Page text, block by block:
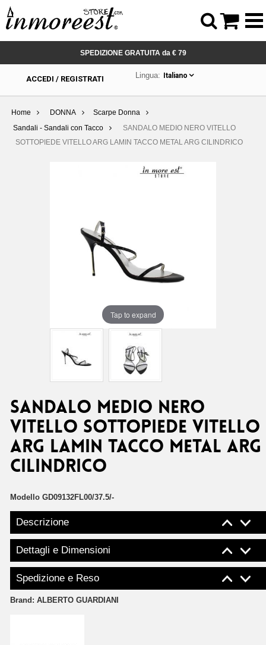
SPEDIZIONE GRATUITA da € 79
ACCEDI / REGISTRATI Lingua: Italiano
Home DONNA
Scarpe Donna
Sandali - Sandali con Tacco
SANDALO MEDIO NERO VITELLO
SOTTOPIEDE VITELLO ARG LAMIN TACCO METAL ARG CILINDRICO
Tap to expand
SANDALO MEDIO NERO
VITELLO SOTTOPIEDE VITELLO
ARG LAMIN TACCO METAL ARG
CILINDRICO
Modello GD09132FL00/37.5/-
Descrizione
Dettagli e Dimensioni
Spedizione e Reso
Brand: ALBERTO GUARDIANI
 